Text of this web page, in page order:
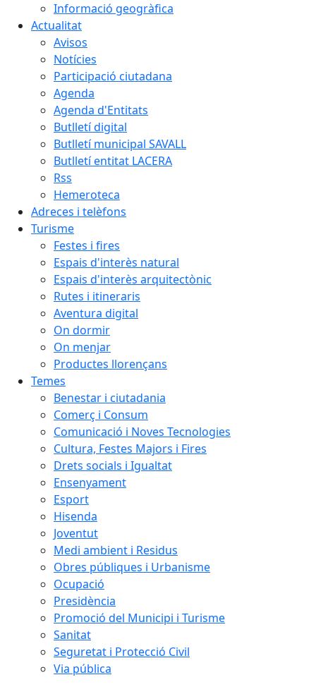
Informació geogràfica
Actualitat
Avisos
Notícies
Participació ciutadana
Agenda
Agenda d'Entitats
Butlletí digital
Butlletí municipal SAVALL
Butlletí entitat LACERA
Rss
Hemeroteca
Adreces i telèfons
Turisme
Festes i fires
Espais d'interès natural
Espais d'interès arquitectònic
Rutes i itineraris
Aventura digital
On dormir
On menjar
Productes llorençans
Temes
Benestar i ciutadania
Comerç i Consum
Comunicació i Noves Tecnologies
Cultura, Festes Majors i Fires
Drets socials i Igualtat
Ensenyament
Esport
Hisenda
Joventut
Medi ambient i Residus
Obres públiques i Urbanisme
Ocupació
Presidència
Promoció del Municipi i Turisme
Sanitat
Seguretat i Protecció Civil
Via pública